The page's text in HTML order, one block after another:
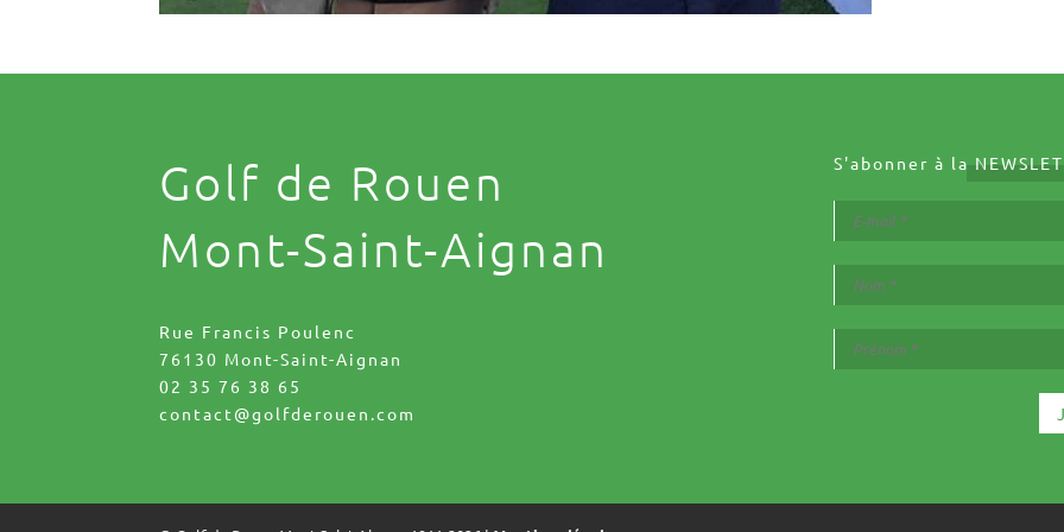
Golf de Rouen
Mont-Saint-Aignan
Rue Francis Poulenc
76130 Mont-Saint-Aignan
02 35 76 38 65
contact@golfderouen.com
S'abonner à la